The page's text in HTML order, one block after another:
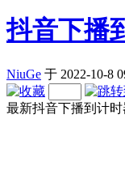
抖音下播
NiuGe 于 2022-10-8
最新抖音下播到计